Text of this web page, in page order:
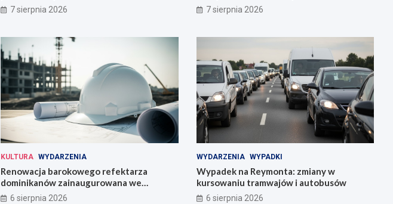
7 sierpnia 2026 7 sierpnia 2026
KULTURA WYDARZENIA
Renowacja barokowego refektarza
dominikanów zainaugurowana we
Wrocławiu
6 sierpnia 2026
WYDARZENIA WYPADKI
Wypadek na Reymonta: zmiany w
kursowaniu tramwajów i autobusów
6 sierpnia 2026